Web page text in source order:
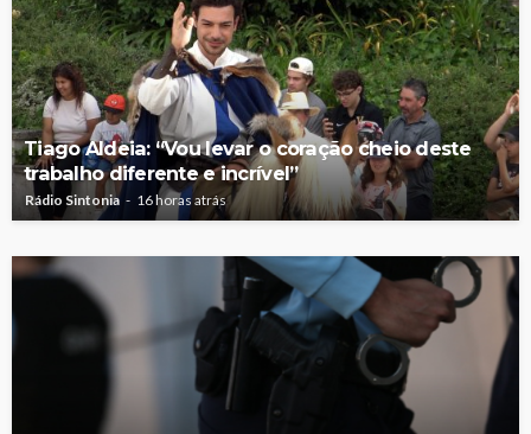
Tiago Aldeia: “Vou levar o coração cheio deste
trabalho diferente e incrível”
Rádio Sintonia 16 horas atrás